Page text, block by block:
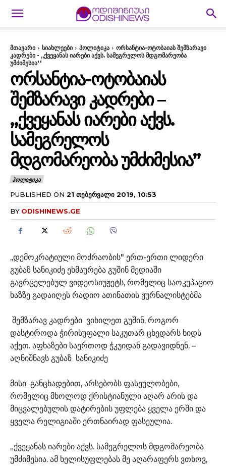
მთავარი სიახლეები პოლიტიკა
ორსანტია-ოტობაიას შემზარავი
კადრები - „ქვეყანას იარები აქვს. სამეგრელოს მდგომარეობა
უმძიმესია''
ᲝᲠᲡᲐᲜᲢᲘᲐ-ᲝᲢᲝᲑᲐᲘᲐᲡ
ᲨᲔᲛᲖᲐᲠᲐᲕᲘ ᲙᲐᲓᲠᲔᲑᲘ –
„ᲥᲕᲔᲧᲐᲜᲐᲡ ᲘᲐᲠᲔᲑᲘ ᲐᲥᲕᲡ.
ᲡᲐᲛᲔᲒᲠᲔᲚᲝᲡ
ᲛᲓᲒᲝᲛᲐᲠᲔᲝᲑᲐ ᲣᲛᲫᲘᲛᲔᲡᲘᲐ”
ᲞᲝᲚᲘᲢᲘᲙᲐ
PUBLISHED ON 21 ᲗᲔᲑᲔᲠᲕᲐᲚᲘ 2019, 10:53
BY ODISHINEWS.GE
,,დემოკრატიული მოძრაობის" ერთ-ერთი ლიდერი
გუბაზ სანიკიძე ეხმაურება გუშინ მედიაში
გავრცელებულ ვიდეოსიუჟეტს, რომელიც საოკუპაციო
ხაზზე გადაიღეს რადიო ათინათის ჟურნალისტებმა
შემზარავ კადრები ვიხილეთ გუშინ, როგორ
დასტიროდა ჭირისუფალი საკუთარ ცხედარს ხიდს
აქეთ. აფხაზები საერთოდ ჭკუიდან გადავიდნენ, –
აღნიშნავს გუბაზ სანიკიძე
მისი განცხადებით, არსებობს ფასეულობები,
რომელიც მხოლოდ ქრისტიანული აღარ არის და
მიცვალებულის დატირების უფლება ყველა ერში და
ყველა რელიგიაში ერთნაირად ფასეულია.
„ქვეყანას იარები აქვს. სამეგრელოს მდგომარეობა
უმძიმესია. ამ ხელისუფლებას მე აღარაფერს ვთხოვ,